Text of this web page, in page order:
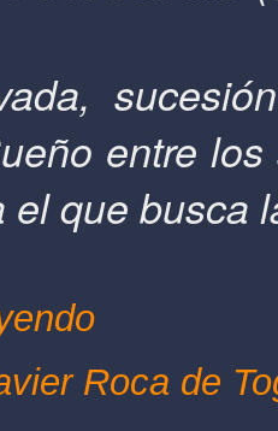
entre
el que busca
Roca de